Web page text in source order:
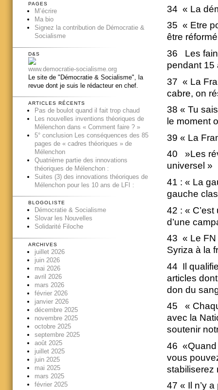
34 « La
35 « Etre
être
36 Les
pendant 15
37 « La
cabre, on
38 « Tu
le moment
39 « La
40 »Les
universel »
41 : « La
gauche
42 : «
d’une
43 « Le FN
Syriza à la
44 Il
articles
don du
45 «
avec la
soutenir
46 «Quand
vous
stabiliserez
47 « Il n’y
PAGES
M’écrire
Ma bio
Signez la contribution de Démocratie &
Socialisme
D&S
www.democratie-socialisme.org
Le site de "Démocratie & Socialisme", la
revue dont je suis le rédacteur en chef.
ARTICLES RÉCENTS
Pas de boulot quand il fait trop chaud
Les nouvelles inventions théoriques de
Mélenchon dans « Comment faire ? »
5° conclusion Les conséquences des 85
pages de « cadres théoriques » de
Mélenchon
Quatrième partie des innovations
théoriques de Mélenchon :
Suites (3) des innovations théoriques de
Mélenchon pour les 10 ans de LFI :
BLOGOLISTE
Démocratie & Socialisme
Slovar les Nouvelles
Solidarité Filoche
ARCHIVES
juillet 2026
juin 2026
mai 2026
avril 2026
mars 2026
février 2026
janvier 2026
décembre 2025
novembre 2025
octobre 2025
septembre 2025
août 2025
juillet 2025
juin 2025
mai 2025
mars 2025
février 2025